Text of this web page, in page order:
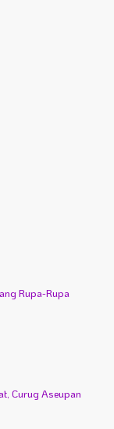
Rupa-Rupa
Curug Aseupan